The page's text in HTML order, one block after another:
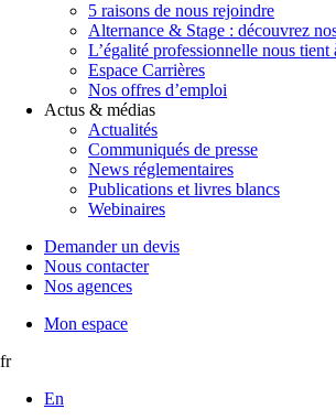
5 raisons de nous rejoindre
Alternance & Stage : découvrez
L’égalité professionnelle nous
Espace Carrières
Nos offres d’emploi
Actus & médias
Actualités
Communiqués de presse
News réglementaires
Publications et livres blancs
Webinaires
Demander un devis
Nous contacter
Nos agences
Mon espace
fr
En